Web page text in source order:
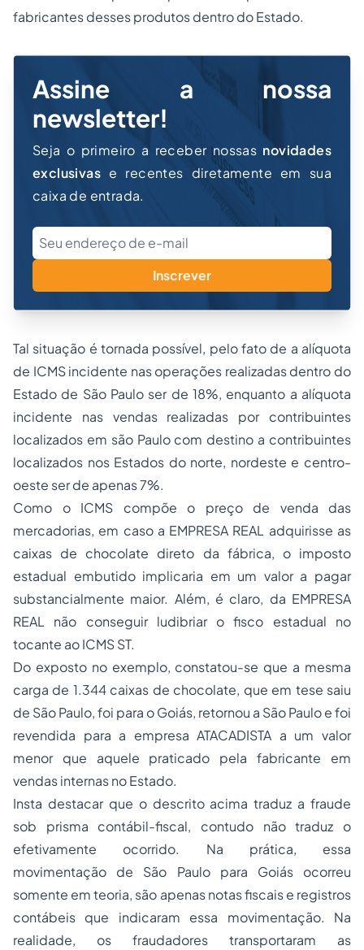
fabricantes desses produtos dentro do Estado.
Assine a nossa
newsletter!
Seja o primeiro a receber nossas novidades
exclusivas e recentes diretamente em sua
caixa de entrada.
Inscrever
Tal situação é tornada possível, pelo fato de a alíquota
de ICMS incidente nas operações realizadas dentro do
Estado de São Paulo ser de 18%, enquanto a alíquota
incidente nas vendas realizadas por contribuintes
localizados em são Paulo com destino a contribuintes
localizados nos Estados do norte, nordeste e centro-
oeste ser de apenas 7%.
Como o ICMS compõe o preço de venda das
mercadorias, em caso a EMPRESA REAL adquirisse as
caixas de chocolate direto da fábrica, o imposto
estadual embutido implicaria em um valor a pagar
substancialmente maior. Além, é claro, da EMPRESA
REAL não conseguir ludibriar o fisco estadual no
tocante ao ICMS ST.
Do exposto no exemplo, constatou-se que a mesma
carga de 1.344 caixas de chocolate, que em tese saiu
de São Paulo, foi para o Goiás, retornou a São Paulo e foi
revendida para a empresa ATACADISTA a um valor
menor que aquele praticado pela fabricante em
vendas internas no Estado.
Insta destacar que o descrito acima traduz a fraude
sob prisma contábil-fiscal, contudo não traduz o
efetivamente ocorrido. Na prática, essa
movimentação de São Paulo para Goiás ocorreu
somente em teoria, são apenas notas fiscais e registros
contábeis que indicaram essa movimentação. Na
realidade, os fraudadores transportaram as